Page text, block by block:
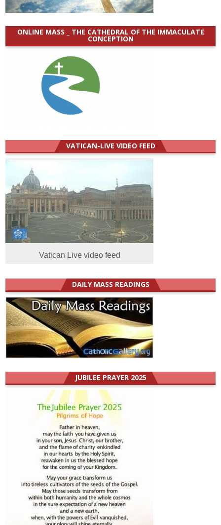
ONLINE MASS _ THE CATHEDRAL OF THE IMMACULATE
CONCEPTION
VATICAN-LIVE VIDEO FEED
Vatican Live video feed
DAILY MASS READINGS
JUBILEE PRAYER 2025